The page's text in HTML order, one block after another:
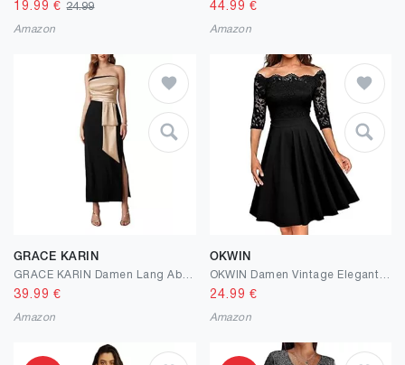
19.99 €24.99
Amazon
44.99 €
Amazon
GRACE KARIN
39.99 €
Amazon
OKWIN
24.99 €
Amazon